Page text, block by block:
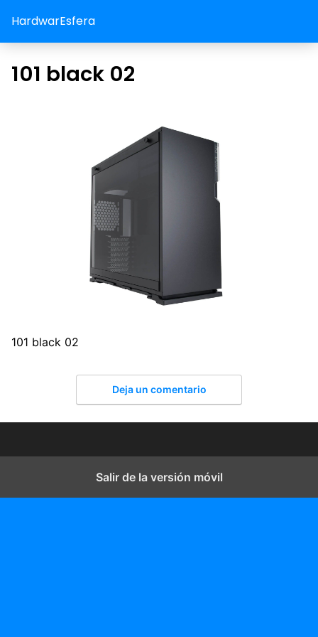
HardwarEsfera
101 black 02
101 black 02
Deja un comentario
Salir de la versión móvil